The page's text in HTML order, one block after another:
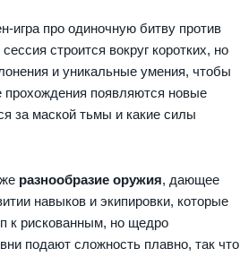
игра про одиночную битву против
строится вокруг коротких, но
и уникальные умения, чтобы
прохождения появляются новые
за маской тьмы и какие силы
разнообразие оружия, дающее
навыков и экипировки, которые
к рискованным, но щедро
подают сложность плавно, так что